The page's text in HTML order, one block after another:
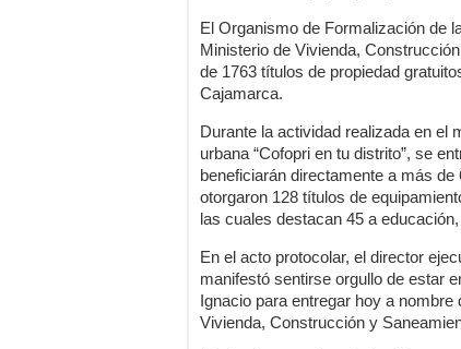
El Organismo de Formalización de
Ministerio de Vivienda,
de 1763 títulos de propiedad
Cajamarca.
Durante la actividad realizada en el
urbana “Cofopri en tu distrito”, se
beneficiarán directamente a más
otorgaron 128 títulos de
las cuales destacan 45 a
En el acto protocolar, el director
manifestó sentirse orgullo de estar
Ignacio para entregar hoy a
Vivienda, Construcción y